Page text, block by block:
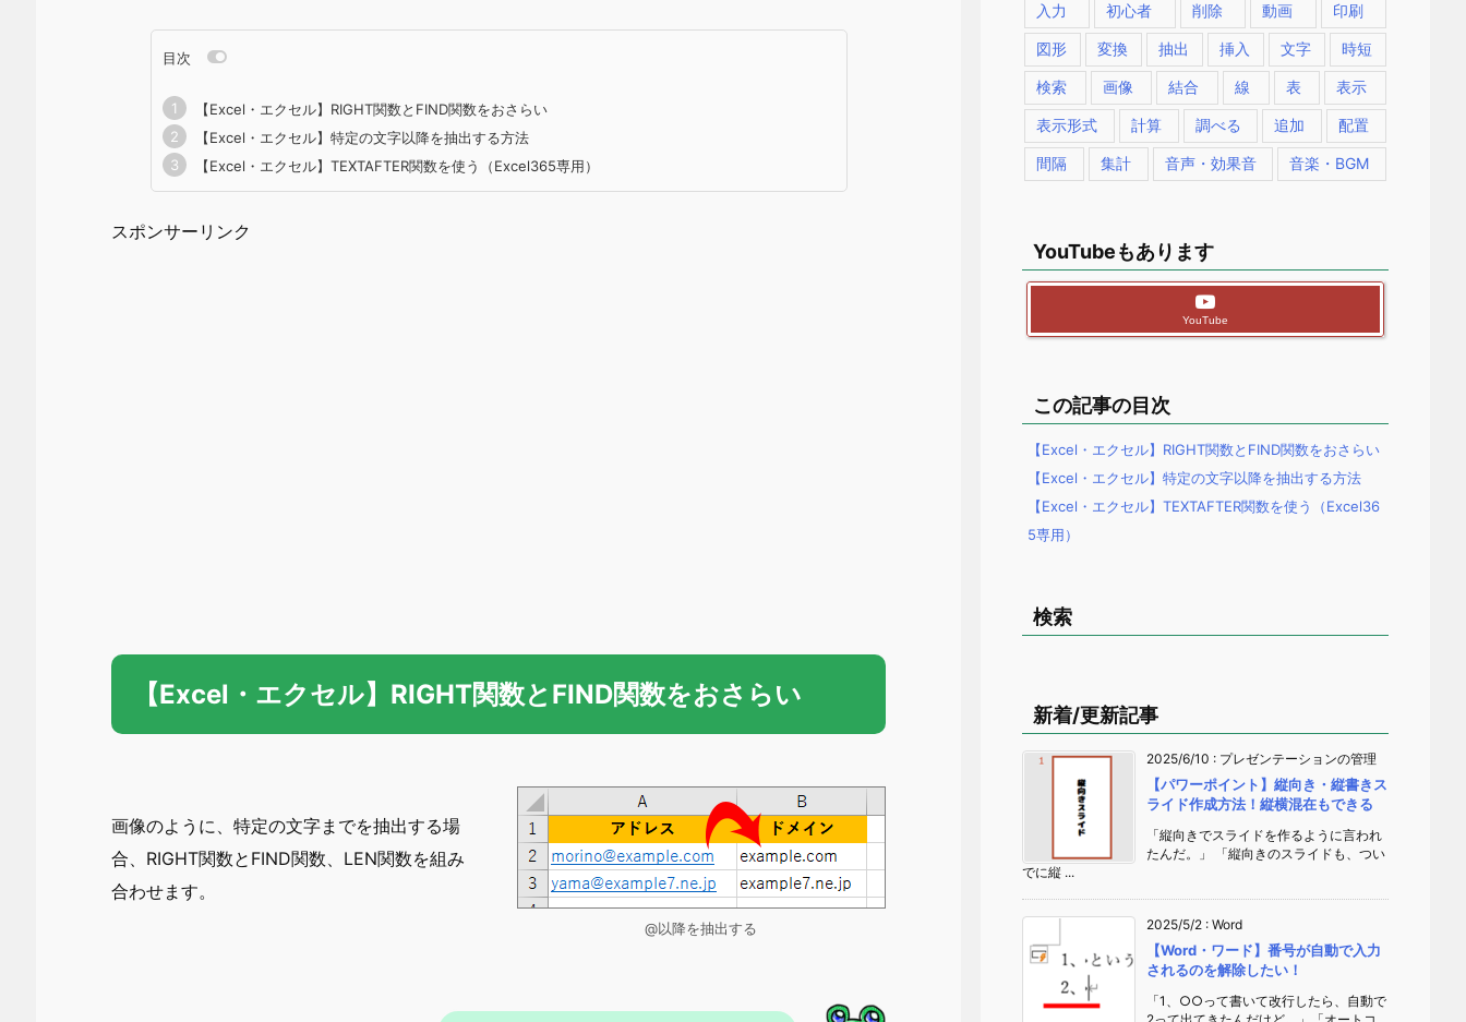
目次
【Excel・エクセル】RIGHT関数とFIND関数をおさらい
【Excel・エクセル】特定の文字以降を抽出する方法
【Excel・エクセル】TEXTAFTER関数を使う（Excel365専用）
スポンサーリンク
【Excel・エクセル】RIGHT関数とFIND関数をおさらい
画像のように、特定の文字までを抽出する場
合、RIGHT関数とFIND関数、LEN関数を組み
合わせます。
@以降を抽出する
入力 初心者 削除 動画 印刷
図形 変換 抽出 挿入 文字 時短
検索 画像 結合 線 表 表示
表示形式 計算 調べる 追加 配置
間隔 集計 音声・効果音 音楽・BGM
YouTubeもあります
YouTube
この記事の目次
【Excel・エクセル】RIGHT関数とFIND関数をおさらい
【Excel・エクセル】特定の文字以降を抽出する方法
【Excel・エクセル】TEXTAFTER関数を使う（Excel36
5専用）
検索
新着/更新記事
2025/6/10 : プレゼンテーションの管理
【パワーポイント】縦向き・縦書きス
ライド作成方法！縦横混在もできる
「縦向きでスライドを作るように言われ
たんだ。」 「縦向きのスライドも、つい
でに縦 ...
2025/5/2 : Word
【Word・ワード】番号が自動で入力
されるのを解除したい！
「1、○○って書いて改行したら、自動で